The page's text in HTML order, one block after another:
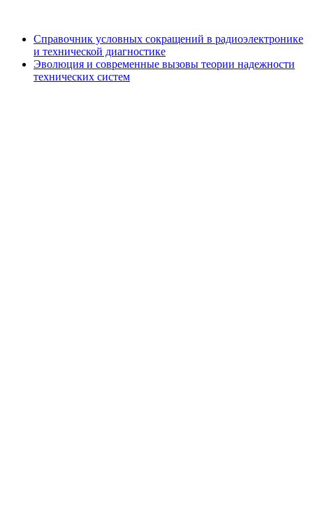
Справочник условных сокращений в радиоэлектронике
и технической диагностике
Эволюция и современные вызовы теории надежности
технических систем